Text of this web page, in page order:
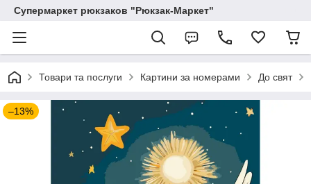
Супермаркет рюкзаков "Рюкзак-Маркет"
Товари та послуги Картини за номерами До свят
–13%